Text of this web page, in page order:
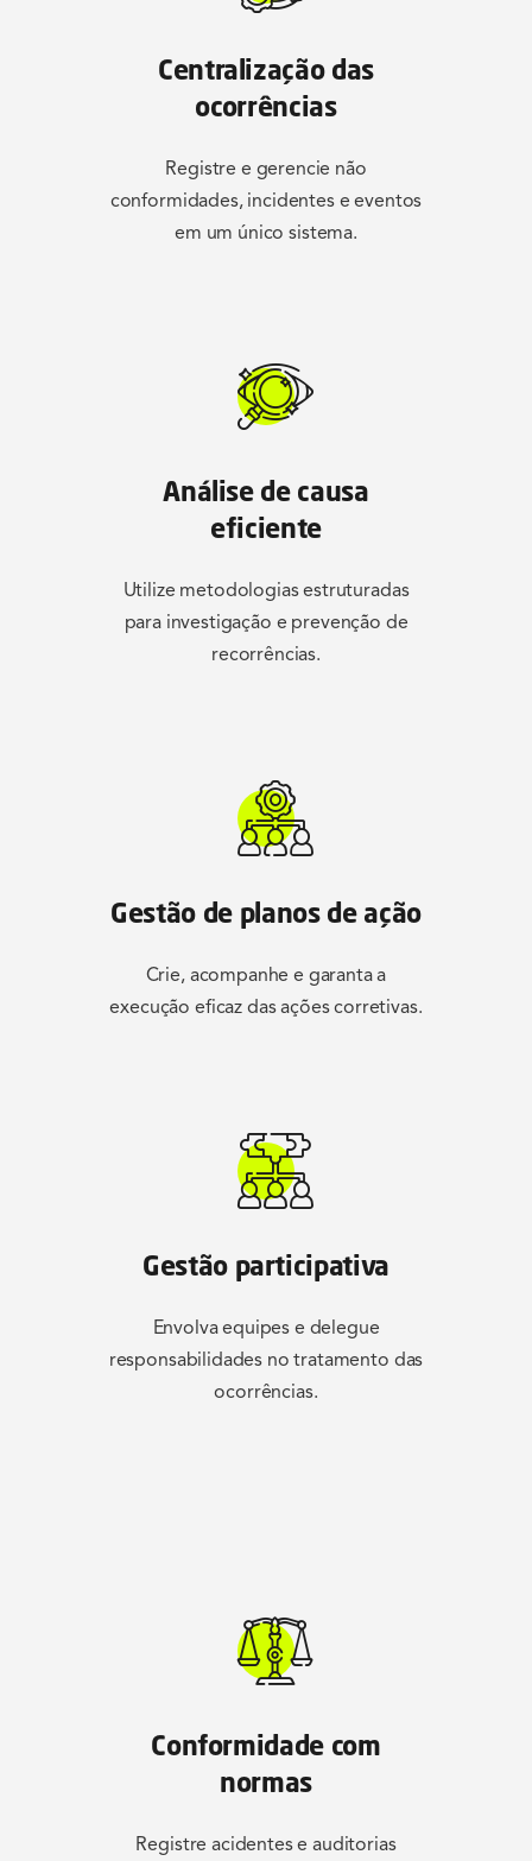
Centralização das
ocorrências
Registre e gerencie não
conformidades, incidentes e eventos
em um único sistema.
Análise de causa
eficiente
Utilize metodologias estruturadas
para investigação e prevenção de
recorrências.
Gestão de planos de ação
Crie, acompanhe e garanta a
execução eficaz das ações corretivas.
Gestão participativa
Envolva equipes e delegue
responsabilidades no tratamento das
ocorrências.
Conformidade com
normas
Registre acidentes e auditorias